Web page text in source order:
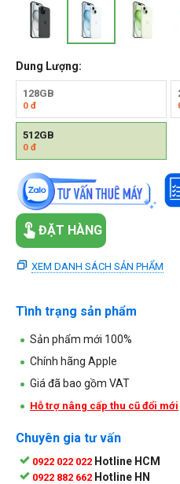
Dung Lượng:
128GB
0 đ
512GB
0 đ
ĐẶT HÀNG
XEM DANH SÁCH SẢN PHẨM
Tình trạng sản phẩm
Sản phẩm mới 100%
Chính hãng Apple
Giá đã bao gồm VAT
Hỗ trợ nâng cấp thu cũ đổi mới
Chuyên gia tư vấn
0922 022 022 Hotline HCM
0922 882 662 Hotline HN